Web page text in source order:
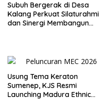
Subuh Bergerak di Desa
Kalang Perkuat Silaturahmi
dan Sinergi Membangun
Usung Tema Keraton
Sumenep, KJS Resmi
Launching Madura Ethnic